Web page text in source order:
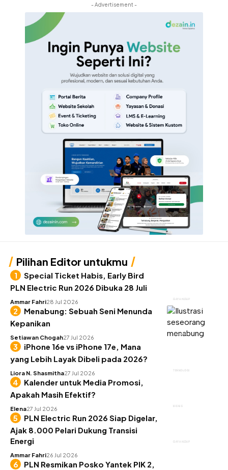
- Advertisement -
Pilihan Editor untukmu
GAYA HIDUP
Special Ticket Habis, Early Bird
PLN Electric Run 2026 Dibuka 28 Juli
Ammar Fahri28 Jul 2026
KEUANGAN
Menabung: Sebuah Seni Menunda
Kepanikan
Setiawan Chogah27 Jul 2026
TEKNOLOGI
iPhone 16e vs iPhone 17e, Mana
yang Lebih Layak Dibeli pada 2026?
Liora N. Shasmitha27 Jul 2026
BISNIS
Kalender untuk Media Promosi,
Apakah Masih Efektif?
Elena27 Jul 2026
GAYA HIDUP
PLN Electric Run 2026 Siap Digelar,
Ajak 8.000 Pelari Dukung Transisi
Energi
Ammar Fahri26 Jul 2026
PLN Resmikan Posko Yantek PIK 2,